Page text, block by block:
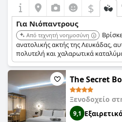
$
Για Νιόπαντρους
Από τεχνητή νοημοσύνη
ανατολικής ακτής της Λευκάδας,
πολυτελή και χαλαρωτικά
εγκαταστάσεις σπα και πολλές
παραθαλάσσια τοποθεσία του και
το καθιστούν ιδανικό για μια
The Secret
Ξενοδοχείο
9,1 Εξαιρετικό